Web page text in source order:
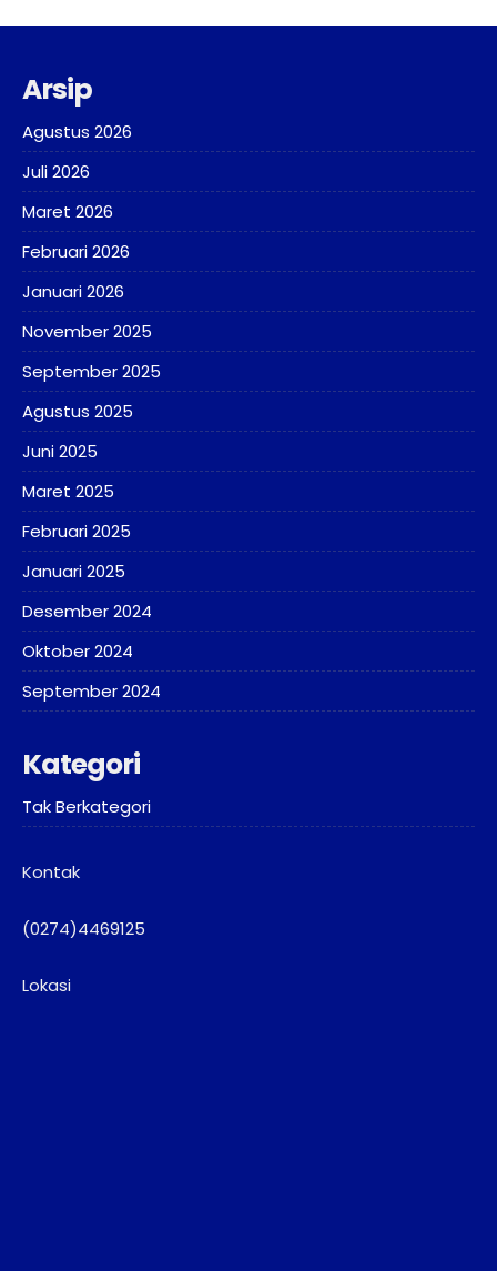
Arsip
Agustus 2026
Juli 2026
Maret 2026
Februari 2026
Januari 2026
November 2025
September 2025
Agustus 2025
Juni 2025
Maret 2025
Februari 2025
Januari 2025
Desember 2024
Oktober 2024
September 2024
Kategori
Tak Berkategori
Kontak
(0274)4469125
Lokasi